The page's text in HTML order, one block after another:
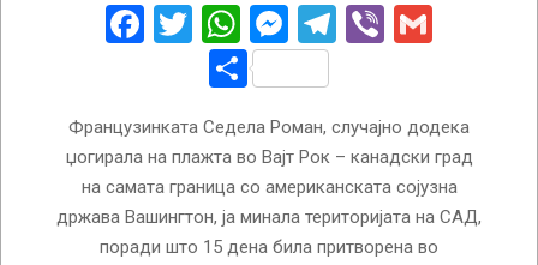
Facebook
Twitter
WhatsApp
Messenger
Telegram
Viber
Share
Французинката Седела Роман, случајно додека
џогирала на плажта во Вајт Рок – канадски град
на самата граница со американската сојузна
држава Вашингтон, ја минала територијата на САД,
поради што 15 дена била притворена во